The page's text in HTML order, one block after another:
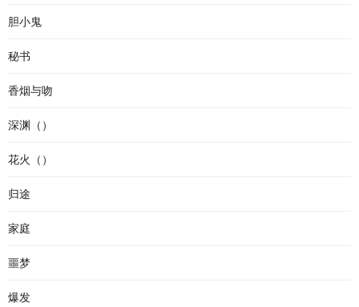
胆小鬼
秘书
香烟与吻
深渊（）
花火（）
归途
家庭
噩梦
爆发